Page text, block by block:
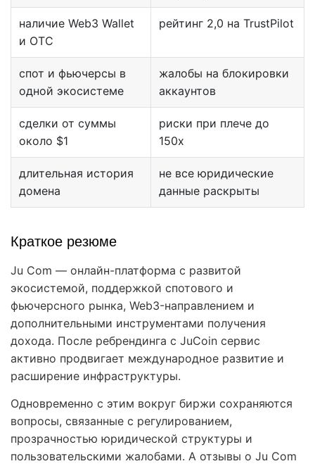
наличие Web3 Wallet
и OTC
рейтинг 2,0 на TrustPilot
спот и фьючерсы в
одной экосистеме
жалобы на блокировки
аккаунтов
сделки от суммы
около $1
риски при плече до
150x
длительная история
домена
не все юридические
данные раскрыты
Краткое резюме
Ju Com — онлайн-платформа с развитой
экосистемой, поддержкой спотового и
фьючерсного рынка, Web3-направлением и
дополнительными инструментами получения
дохода. После ребрендинга с JuCoin сервис
активно продвигает международное развитие и
расширение инфраструктуры.
Одновременно с этим вокруг биржи сохраняются
вопросы, связанные с регулированием,
прозрачностью юридической структуры и
пользовательскими жалобами. А отзывы о Ju Com